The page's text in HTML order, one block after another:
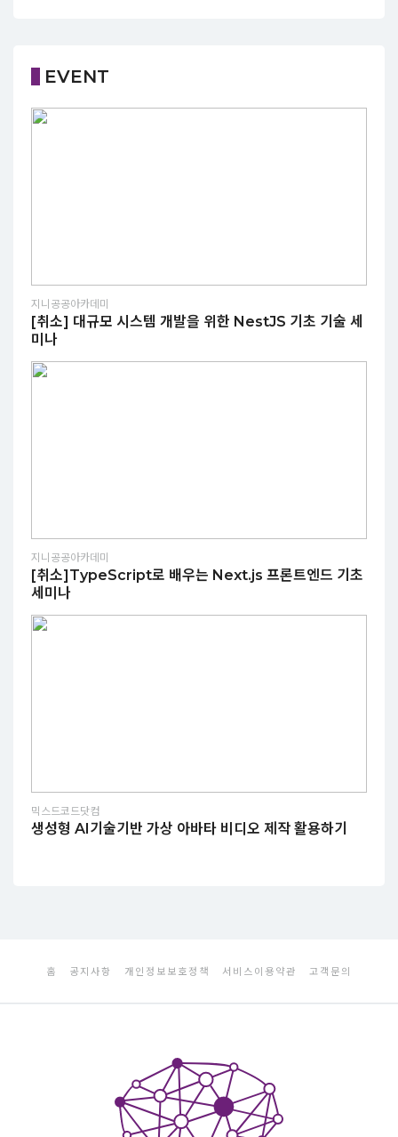
EVENT
지니공공아카데미
[취소] 대규모 시스템 개발을 위한 NestJS 기초 기술 세
미나
지니공공아카데미
[취소]TypeScript로 배우는 Next.js 프론트엔드 기초
세미나
믹스드코드닷컴
생성형 AI기술기반 가상 아바타 비디오 제작 활용하기
홈 공지사항 개인정보보호정책 서비스이용약관 고객문의